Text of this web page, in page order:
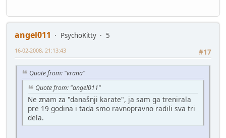
angel011 PsychoKitty
5
#17
16-02-2008, 21:13:43
Quote from: "vrana"
Quote from: "angel011"
Ne znam za "današnji karate", ja sam ga trenirala
pre 19 godina i tada smo ravnopravno radili sva tri
dela.